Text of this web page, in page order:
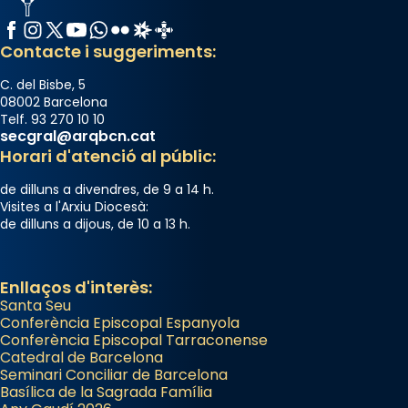
2 weeks ago
Memòria de les santes Juliana i
Semproniana, verges i màrtirs.
Acompanyant la història de sant Cugat, a
partir de l’Edat Mitjana sorgeix la tradició
que les santes Juliana (“relatiu a Júlia”) i
Semproniana (“relatiu a Semprònia =
eterna”) són deixebles seves. I l’any 1667, el
frare Joan Gaspar Roig, afirma en una obra
Mataró en reivindicarà les relíquies fins que
les aconseguirà el 1772. L’ofici que es canta
a la “Missa de les Santes” (“Missa de
Glòria”) fou composta el 1848 per Mn.
Manuel Blanch, amb aire d’òpera
italianitzant; s’interpreta per privilegi
Facebook
Instagram
X / Twitter
YouTube
WhatsApp
FlickrRadio Estel
Catalunya Cristiana
Contacte i suggeriments:
C. del Bisbe, 5
08002 Barcelona
Telf. 93 270 10 10
secgral@arqbcn.cat
Horari d'atenció al públic:
de dilluns a divendres, de 9 a 14 h.
Visites a l'Arxiu Diocesà:
de dilluns a dijous, de 10 a 13 h.
Enllaços d'interès:
Santa Seu
Conferència Episcopal Espanyola
Conferència Episcopal Tarraconense
Catedral de Barcelona
Seminari Conciliar de Barcelona
Basílica de la Sagrada Família